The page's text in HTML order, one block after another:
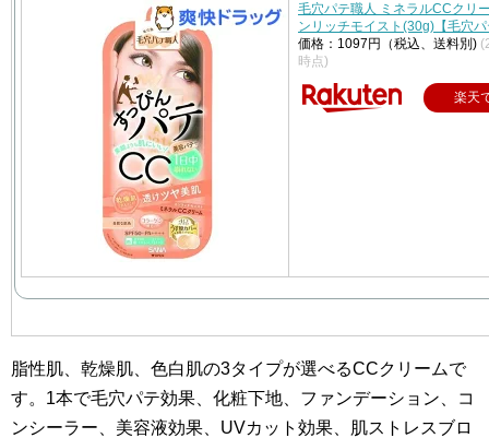
毛穴パテ職人 ミネラルCCクリ
ンリッチモイスト(30g)【毛穴
価格：1097円（税込、送料別)
時点)
楽天
脂性肌、乾燥肌、色白肌の3タイプが選べるCCクリームで
す。1本で毛穴パテ効果、化粧下地、ファンデーション、コ
ンシーラー、美容液効果、UVカット効果、肌ストレスブロ